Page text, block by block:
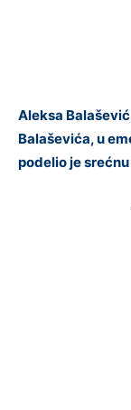
Aleksa
Balaševića, u
podelio je